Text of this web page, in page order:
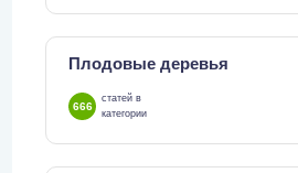
Плодовые деревья
666
статей в
категории